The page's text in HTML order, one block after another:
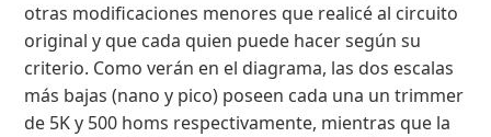
otras modificaciones menores que realicé al circuito
original y que cada quien puede hacer según su
criterio. Como verán en el diagrama, las dos escalas
más bajas (nano y pico) poseen cada una un trimmer
de 5K y 500 homs respectivamente, mientras que la